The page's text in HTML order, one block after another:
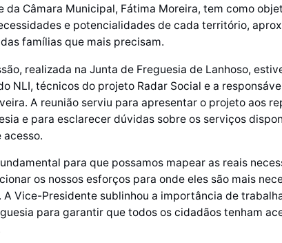
da Câmara Municipal, Fátima Moreira, tem como
e potencialidades de cada território,
famílias que mais precisam.
realizada na Junta de Freguesia de Lanhoso,
NLI, técnicos do projeto Radar Social e a
A reunião serviu para apresentar o projeto aos
e para esclarecer dúvidas sobre os serviços
acesso.
para que possamos mapear as reais
os nossos esforços para onde eles são mais
A Vice-Presidente sublinhou a importância de
para garantir que todos os cidadãos tenham